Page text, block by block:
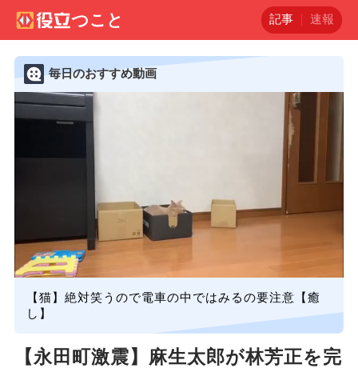
記事 速報
毎日のおすすめ動画
【猫】絶対笑うので電車の中ではみるの要注意【癒
し】
【永田町激震】麻生太郎が林芳正を完